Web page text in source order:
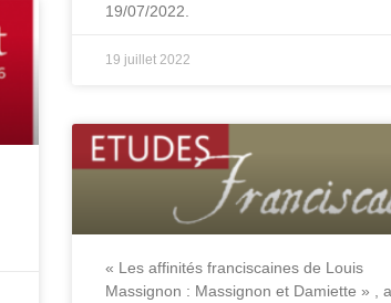
19/07/2022.
19 juillet 2022
« Les affinités franciscaines de Louis
Massignon : Massignon et Damiette » ,